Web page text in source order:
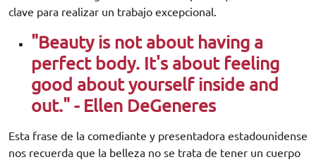
clave para realizar un trabajo excepcional.
"Beauty is not about having a
perfect body. It's about feeling
good about yourself inside and
out." - Ellen DeGeneres
Esta frase de la comediante y presentadora estadounidense
nos recuerda que la belleza no se trata de tener un cuerpo